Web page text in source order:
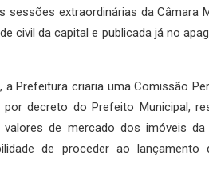
sessões extraordinárias da Câmara
civil da capital e publicada já no
a Prefeitura criaria uma Comissão
decreto do Prefeito Municipal,
de mercado dos imóveis
de proceder ao